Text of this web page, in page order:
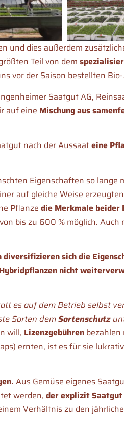
und dies außerdem
Teil von dem
vor der Saison bestellten
Saatgut AG,
auf eine Mischung aus
nach der Aussaateine
Eigenschaften so lange
auf gleiche Weise
Pflanzedie Merkmale
von bis zu 600 % möglich.
diversifizieren sich die
nicht
es auf dem Betrieb selbst
Sorten demSortenschutz
will, Lizenzgebühren bezahlen
ernten, ist es für sie
Aus Gemüse eigenes
werden,der explizit
Verhältnis zu den